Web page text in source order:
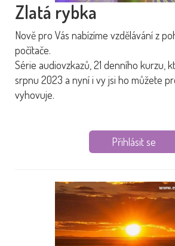
Zlatá rybka
Nově pro Vás nabízíme vzdělávání z
počítače.
Série audiovzkazů, 21 denního kurzu,
srpnu 2023 a nyní i vy jsi ho můžete
vyhovuje.
Přihlásit se